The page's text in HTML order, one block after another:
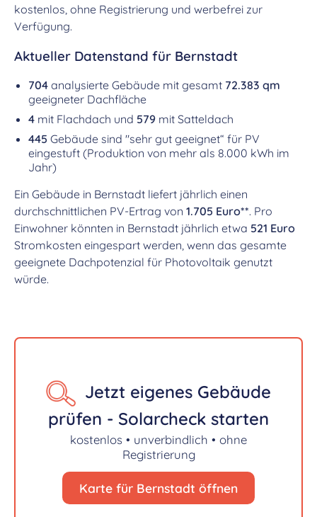
kostenlos, ohne Registrierung und werbefrei zur
Verfügung.
Aktueller Datenstand für Bernstadt
704 analysierte Gebäude mit gesamt 72.383 qm
geeigneter Dachfläche
4 mit Flachdach und 579 mit Satteldach
445 Gebäude sind "sehr gut geeignet“ für PV
eingestuft (Produktion von mehr als 8.000 kWh im
Jahr)
Ein Gebäude in Bernstadt liefert jährlich einen
durchschnittlichen PV-Ertrag von 1.705 Euro**. Pro
Einwohner könnten in Bernstadt jährlich etwa 521 Euro
Stromkosten eingespart werden, wenn das gesamte
geeignete Dachpotenzial für Photovoltaik genutzt
würde.
Jetzt eigenes Gebäude
prüfen - Solarcheck starten
kostenlos • unverbindlich • ohne
Registrierung
Karte für Bernstadt öffnen